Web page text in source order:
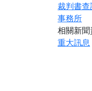
裁判書查
事務所
相關新
重大訊息